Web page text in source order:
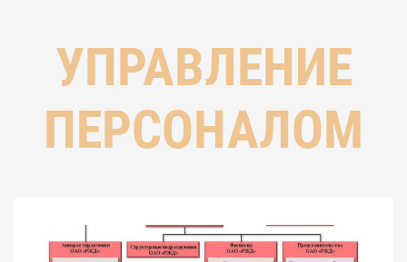
УПРАВЛЕНИЕ
ПЕРСОНАЛОМ